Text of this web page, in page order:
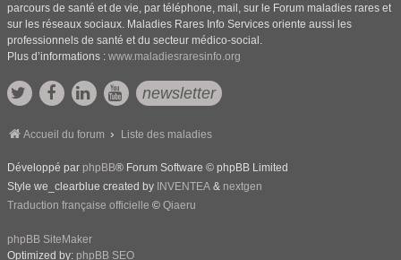
parcours de santé et de vie, par téléphone, mail, sur le Forum maladies rares et
sur les réseaux sociaux. Maladies Rares Info Services oriente aussi les
professionnels de santé et du secteur médico-social.
Plus d’informations : www.maladiesraresinfo.org
newsletter
Accueil du forum Liste des maladies
Développé par phpBB® Forum Software © phpBB Limited
Style we_clearblue created by INVENTEA & nextgen
Traduction française officielle © Qiaeru
phpBB SiteMaker
Optimized by: phpBB SEO